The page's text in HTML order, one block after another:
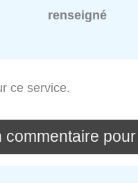
renseigné
ce service.
commentaire